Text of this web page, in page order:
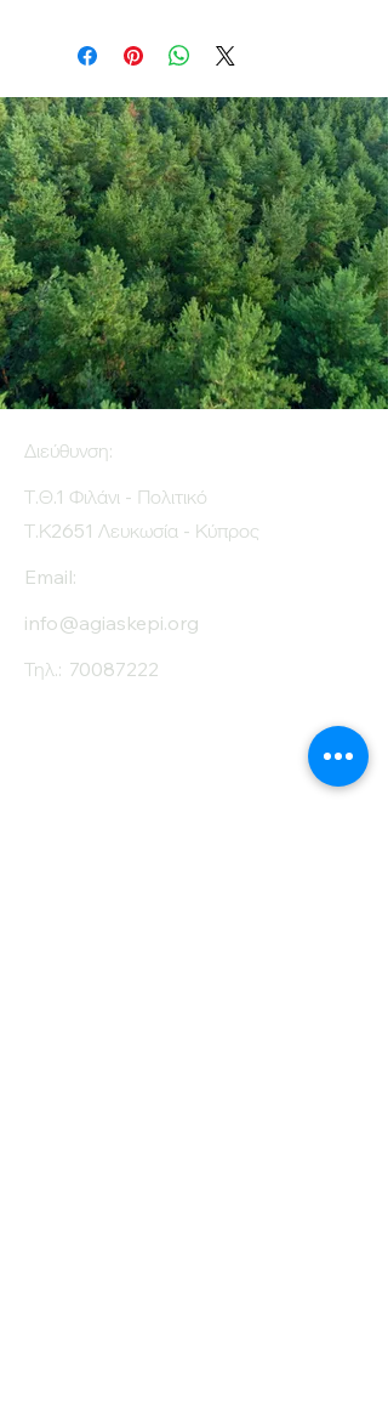
Διεύθυνση:
Τ.Θ.1 Φιλάνι - Πολιτικό
Τ.Κ2651 Λευκωσία - Κύπρος
Email:
info@agiaskepi.org
Τηλ.: 70087222